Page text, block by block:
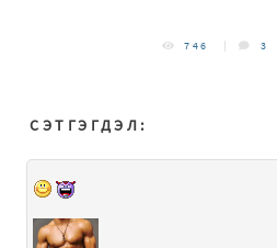
746 3
СЭТГЭГДЭЛ: